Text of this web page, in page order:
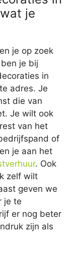
je
je op zoek
je bij
in
adres. Je
die van
Je wilt ook
van het
of
je aan het
. Ook
zelf wilt
geven we
je te
er nog beter
zijn als